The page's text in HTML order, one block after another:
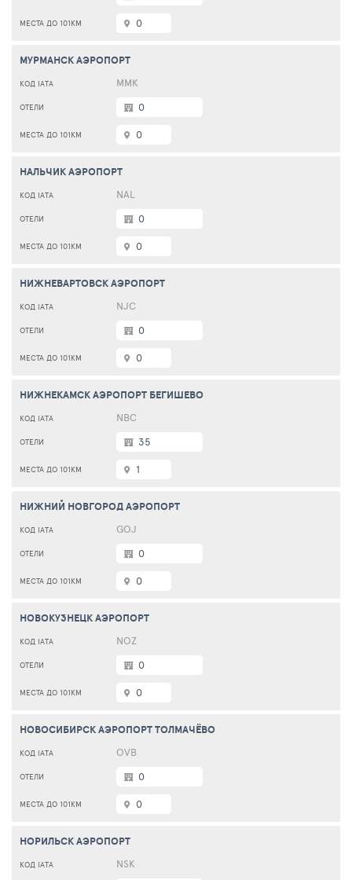
0
МУРМАНСК АЭРОПОРТ
MMK
0
0
НАЛЬЧИК АЭРОПОРТ
NAL
0
0
НИЖНЕВАРТОВСК АЭРОПОРТ
NJC
0
0
НИЖНЕКАМСК АЭРОПОРТ БЕГИШЕВО
NBC
35
1
НИЖНИЙ НОВГОРОД АЭРОПОРТ
GOJ
0
0
НОВОКУЗНЕЦК АЭРОПОРТ
NOZ
0
0
НОВОСИБИРСК АЭРОПОРТ ТОЛМАЧЁВО
OVB
0
0
НОРИЛЬСК АЭРОПОРТ
NSK